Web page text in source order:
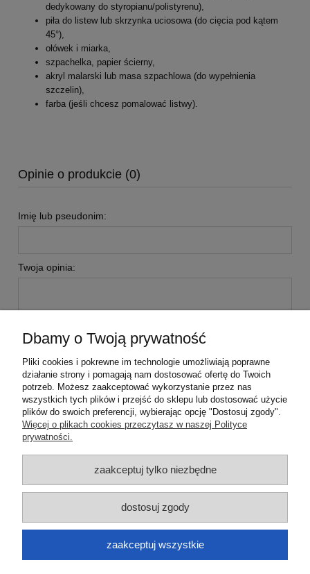
dedykowany do styropianu/polistyrenu),
piła do listew lub skrzynka uciosowa (do cięcia pod kątem
45°),
ołówek i miarka,
szpachelka, papier ścierny,
akryl malarski lub masa szpachlowa (do wypełnienia
szczelin),
farba (jeśli chcesz pomalować listwy).
Opinie o produkcie (0)
Imię lub pseudonim:
Twoja opinia:
wyślij
Pomoc
Moje konto
Płatności i dostawa
Informacje
Dbamy o Twoją prywatność
Pliki cookies i pokrewne im technologie umożliwiają poprawne
działanie strony i pomagają nam dostosować ofertę do Twoich
potrzeb. Możesz zaakceptować wykorzystanie przez nas
wszystkich tych plików i przejść do sklepu lub dostosować użycie
plików do swoich preferencji, wybierając opcję "Dostosuj zgody".
Więcej o plikach cookies przeczytasz w naszej Polityce
prywatności.
zaakceptuj tylko niezbędne
dostosuj zgody
zaakceptuj wszystkie